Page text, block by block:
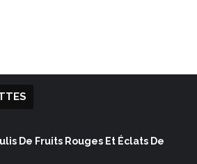
De Fruits Rouges Et Éclats De